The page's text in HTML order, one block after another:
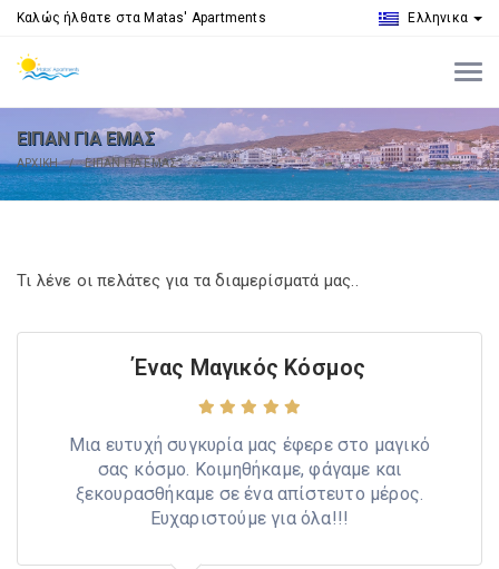
Καλώς ήλθατε στα Matas' Apartments Ελληνικα
ΕΙΠΑΝ ΓΙΑ ΕΜΑΣ
ΑΡΧΙΚΗ ΕΙΠΑΝ ΓΙΑ ΕΜΑΣ
Τι λένε οι πελάτες για τα διαμερίσματά μας..
Ένας Μαγικός Κόσμος
Μια ευτυχή συγκυρία μας έφερε στο μαγικό
σας κόσμο. Κοιμηθήκαμε, φάγαμε και
ξεκουρασθήκαμε σε ένα απίστευτο μέρος.
Ευχαριστούμε για όλα!!!